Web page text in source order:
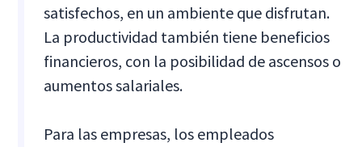
satisfechos, en un ambiente que disfrutan.
La productividad también tiene beneficios
financieros, con la posibilidad de ascensos o
aumentos salariales.
Para las empresas, los empleados